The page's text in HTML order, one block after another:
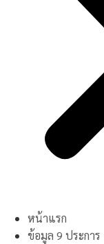
หน้าแรก
ข้อมูล 9 ประการ